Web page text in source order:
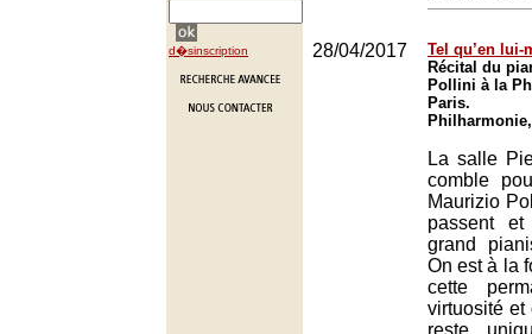
d�sinscription 28/04/2017
Tel qu’en lui-
Récital du
Pollini à la
Paris.
La salle
comble
Maurizio
passent
grand
On est à la
cette
virtuosité et
reste